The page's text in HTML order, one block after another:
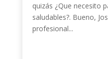
quizás ¿Que necesito
saludables?. Bueno,
profesional...